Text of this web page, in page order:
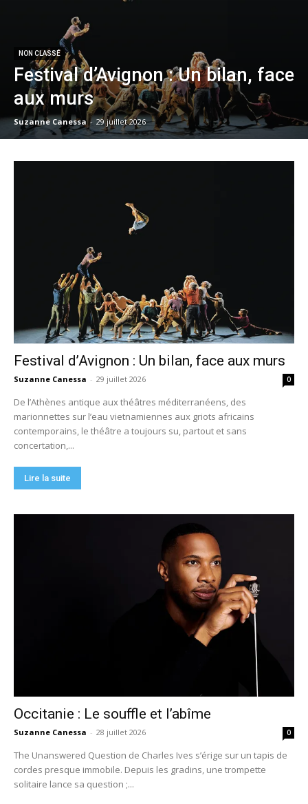
NON CLASSÉ
Festival d’Avignon : Un bilan, face
aux murs
Suzanne Canessa - 29 juillet 2026
Festival d’Avignon : Un bilan, face aux murs
Suzanne Canessa - 29 juillet 2026 0
De l’Athènes antique aux théâtres méditerranéens, des
marionnettes sur l’eau vietnamiennes aux griots africains
contemporains, le théâtre a toujours su, partout et sans
concertation,...
Lire la suite
Occitanie : Le souffle et l’abîme
Suzanne Canessa - 28 juillet 2026 0
The Unanswered Question de Charles Ives s’érige sur un tapis de
cordes presque immobile. Depuis les gradins, une trompette
solitaire lance sa question ;...